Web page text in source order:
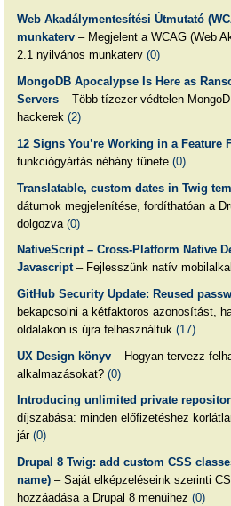
Web Akadálymentesítési Útmutató
munkaterv– Megjelent a WCAG (Web
2.1 nyilvános munkaterv (0)
MongoDB Apocalypse Is Here as
Servers– Több tízezer védtelen
hackerek (2)
12 Signs You’re Working in a Feature
funkciógyártás néhány tünete (0)
Translatable, custom dates in Twig
dátumok megjelenítése, fordíthatóan a
dolgozva (0)
NativeScript – Cross-Platform Native
Javascript– Fejlesszünk natív
GitHub Security Update: Reused
bekapcsolni a kétfaktoros azonosítást,
oldalakon is újra felhasználtuk (17)
UX Design könyv– Hogyan tervezz
alkalmazásokat? (0)
Introducing unlimited private
díjszabása: minden előfizetéshez
jár (0)
Drupal 8 Twig: add custom CSS
name)– Saját elképzeléseink szerinti
hozzáadása a Drupal 8 menüihez (0)